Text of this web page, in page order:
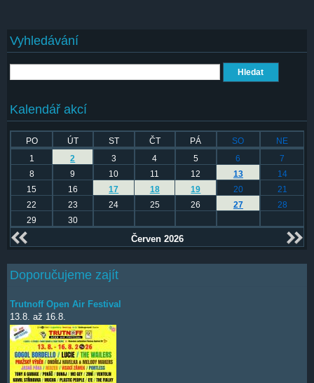
Vyhledávání
Kalendář akcí
PO ÚT ST ČT PÁ SO
NE
1
2 3 4 5 6
7
8
9 10 11 12 13
14
15
16 17 18 19 20
21
22
23 24 25 26 27
28
29
30
Červen 2026
Doporučujeme zajít
Trutnoff Open Air Festival
13.8. až 16.8.